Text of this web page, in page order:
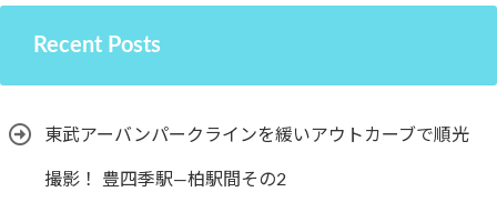
Recent Posts
東武アーバンパークラインを緩いアウトカーブで順光
撮影！ 豊四季駅―柏駅間その2